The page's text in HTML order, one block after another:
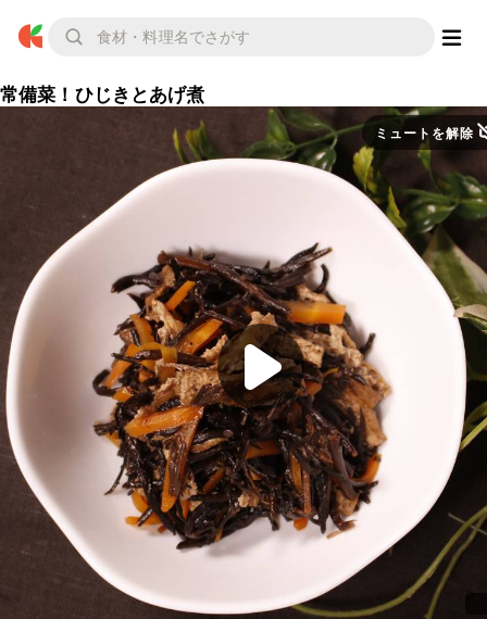
常備菜！ひじきとあげ煮
ミュートを解除